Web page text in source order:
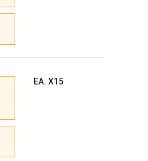
EA. X15